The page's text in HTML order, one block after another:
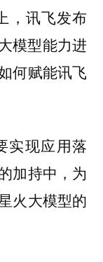
，讯飞发布
模型能力进
何赋能讯飞
实现应用落
加持中，为
火大模型的